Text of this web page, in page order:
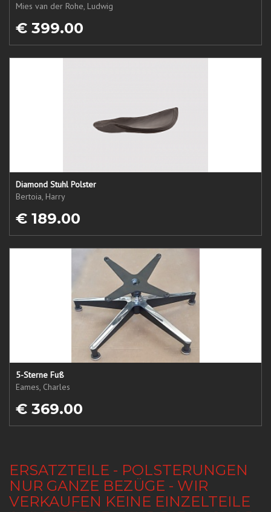
Mies van der Rohe, Ludwig
€ 399.00
Diamond Stuhl Polster
Bertoia, Harry
€ 189.00
5-Sterne Fuß
Eames, Charles
€ 369.00
ERSATZTEILE - POLSTERUNGEN
NUR GANZE BEZÜGE - WIR
VERKAUFEN KEINE EINZELTEILE